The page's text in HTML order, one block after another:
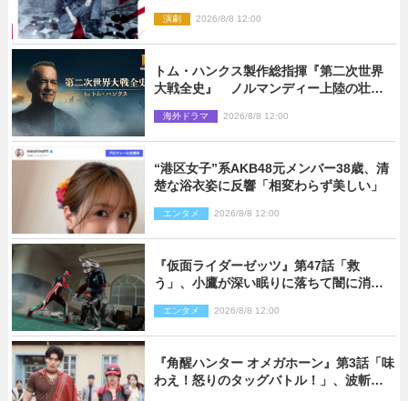
演劇 2026/8/8 12:00
トム・ハンクス製作総指揮『第二次世界
大戦全史』 ノルマンディー上陸の壮絶
海外ドラマ 2026/8/8 12:00
“港区女子”系AKB48元メンバー38歳、清
楚な浴衣姿に反響「相変わらず美しい」
エンタメ 2026/8/8 12:00
『仮面ライダーゼッツ』第47話「救
う」、小鷹が深い眠りに落ちて闇に消え
エンタメ 2026/8/8 12:00
『角醒ハンター オメガホーン』第3話「味
わえ！怒りのタッグバトル！」、波斬の